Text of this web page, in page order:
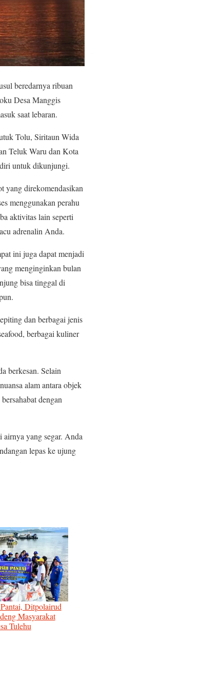
beredarnya ribuan
Desa Manggis
saat lebaran.
Tolu, Siritaun Wida
Teluk Waru dan Kota
untuk dikunjungi.
yang direkomendasikan
menggunakan perahu
aktivitas lain seperti
adrenalin Anda.
ini juga dapat menjadi
menginginkan bulan
bisa tinggal di
dan berbagai jenis
berbagai kuliner
berkesan. Selain
alam antara objek
dengan
airnya yang segar. Anda
lepas ke ujung
Ditpolairud
Masyarakat
Tulehu